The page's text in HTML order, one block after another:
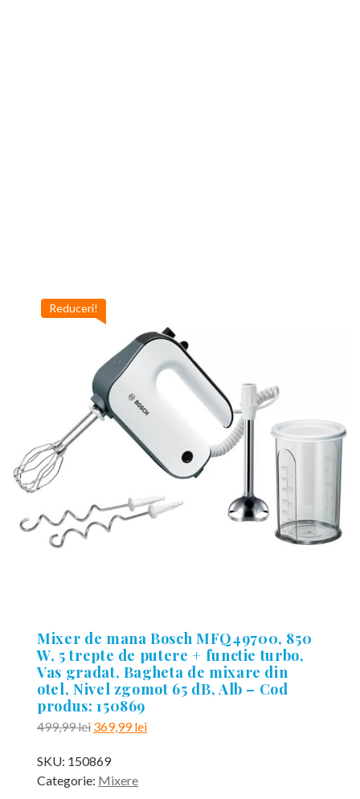
Reduceri!
Mixer de mana Bosch MFQ49700, 850
W, 5 trepte de putere + functie turbo,
Vas gradat, Bagheta de mixare din
otel, Nivel zgomot 65 dB, Alb – Cod
produs: 150869
499,99lei Prețul
a
fost:
369,99leiPrețul
SKU: 150869
Categorie: Mixere